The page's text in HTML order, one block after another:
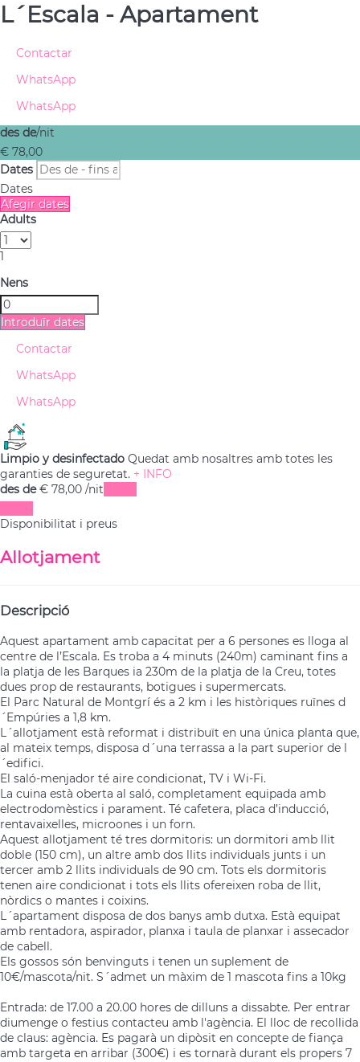
L´Escala - Apartament
Contactar
WhatsApp
WhatsApp
des de/nit
€ 78,00
Dates
Dates
Afegir dates
Adults
1
Nens
Introduïr dates
Contactar
WhatsApp
WhatsApp
Limpio y desinfectado Quedat amb nosaltres amb totes les
garanties de seguretat. + INFO
des de€ 78,00 /nit
Disponibilitat i preus
Allotjament
Descripció
Aquest apartament amb capacitat per a 6 persones es lloga al
centre de l’Escala. Es troba a 4 minuts (240m) caminant fins a
la platja de les Barques ia 230m de la platja de la Creu, totes
dues prop de restaurants, botigues i supermercats.
El Parc Natural de Montgrí és a 2 km i les històriques ruïnes d
´Empúries a 1,8 km.
L´allotjament està reformat i distribuït en una única planta que,
al mateix temps, disposa d´una terrassa a la part superior de l
´edifici.
El saló-menjador té aire condicionat, TV i Wi-Fi.
La cuina està oberta al saló, completament equipada amb
electrodomèstics i parament. Té cafetera, placa d’inducció,
rentavaixelles, microones i un forn.
Aquest allotjament té tres dormitoris: un dormitori amb llit
doble (150 cm), un altre amb dos llits individuals junts i un
tercer amb 2 llits individuals de 90 cm. Tots els dormitoris
tenen aire condicionat i tots els llits ofereixen roba de llit,
nòrdics o mantes i coixins.
L´apartament disposa de dos banys amb dutxa. Està equipat
amb rentadora, aspirador, planxa i taula de planxar i assecador
de cabell.
Els gossos són benvinguts i tenen un suplement de
10€/mascota/nit. S´admet un màxim de 1 mascota fins a 10kg
Entrada: de 17.00 a 20.00 hores de dilluns a dissabte. Per entrar
diumenge o festius contacteu amb l'agència. El lloc de recollida
de claus: agència. Es pagarà un dipòsit en concepte de fiança
amb targeta en arribar (300€) i es tornarà durant els propers 7